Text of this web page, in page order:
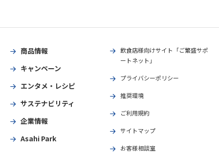
商品情報
キャンペーン
エンタメ・レシピ
サステナビリティ
企業情報
Asahi Park
飲食店様向けサイト「ご繁盛サポ
ートネット」
プライバシーポリシー
推奨環境
ご利用規約
サイトマップ
お客様相談室